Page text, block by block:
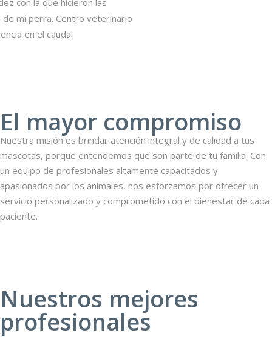
las
veterinario
El mayor compromiso
Nuestra misión es brindar atención integral y de calidad a tus
mascotas, porque entendemos que son parte de tu familia. Con
un equipo de profesionales altamente capacitados y
apasionados por los animales, nos esforzamos por ofrecer un
servicio personalizado y comprometido con el bienestar de cada
paciente.
Nuestros mejores
profesionales